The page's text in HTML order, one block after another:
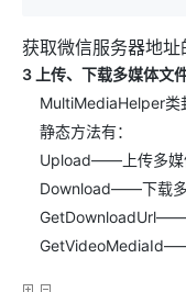
获取微信服务器地址
3 上传、下载多媒体文
MultiMediaHelper类
静态方法有：
Upload——上传多媒
Download——下载多
GetDownloadUrl——
GetVideoMediaId——